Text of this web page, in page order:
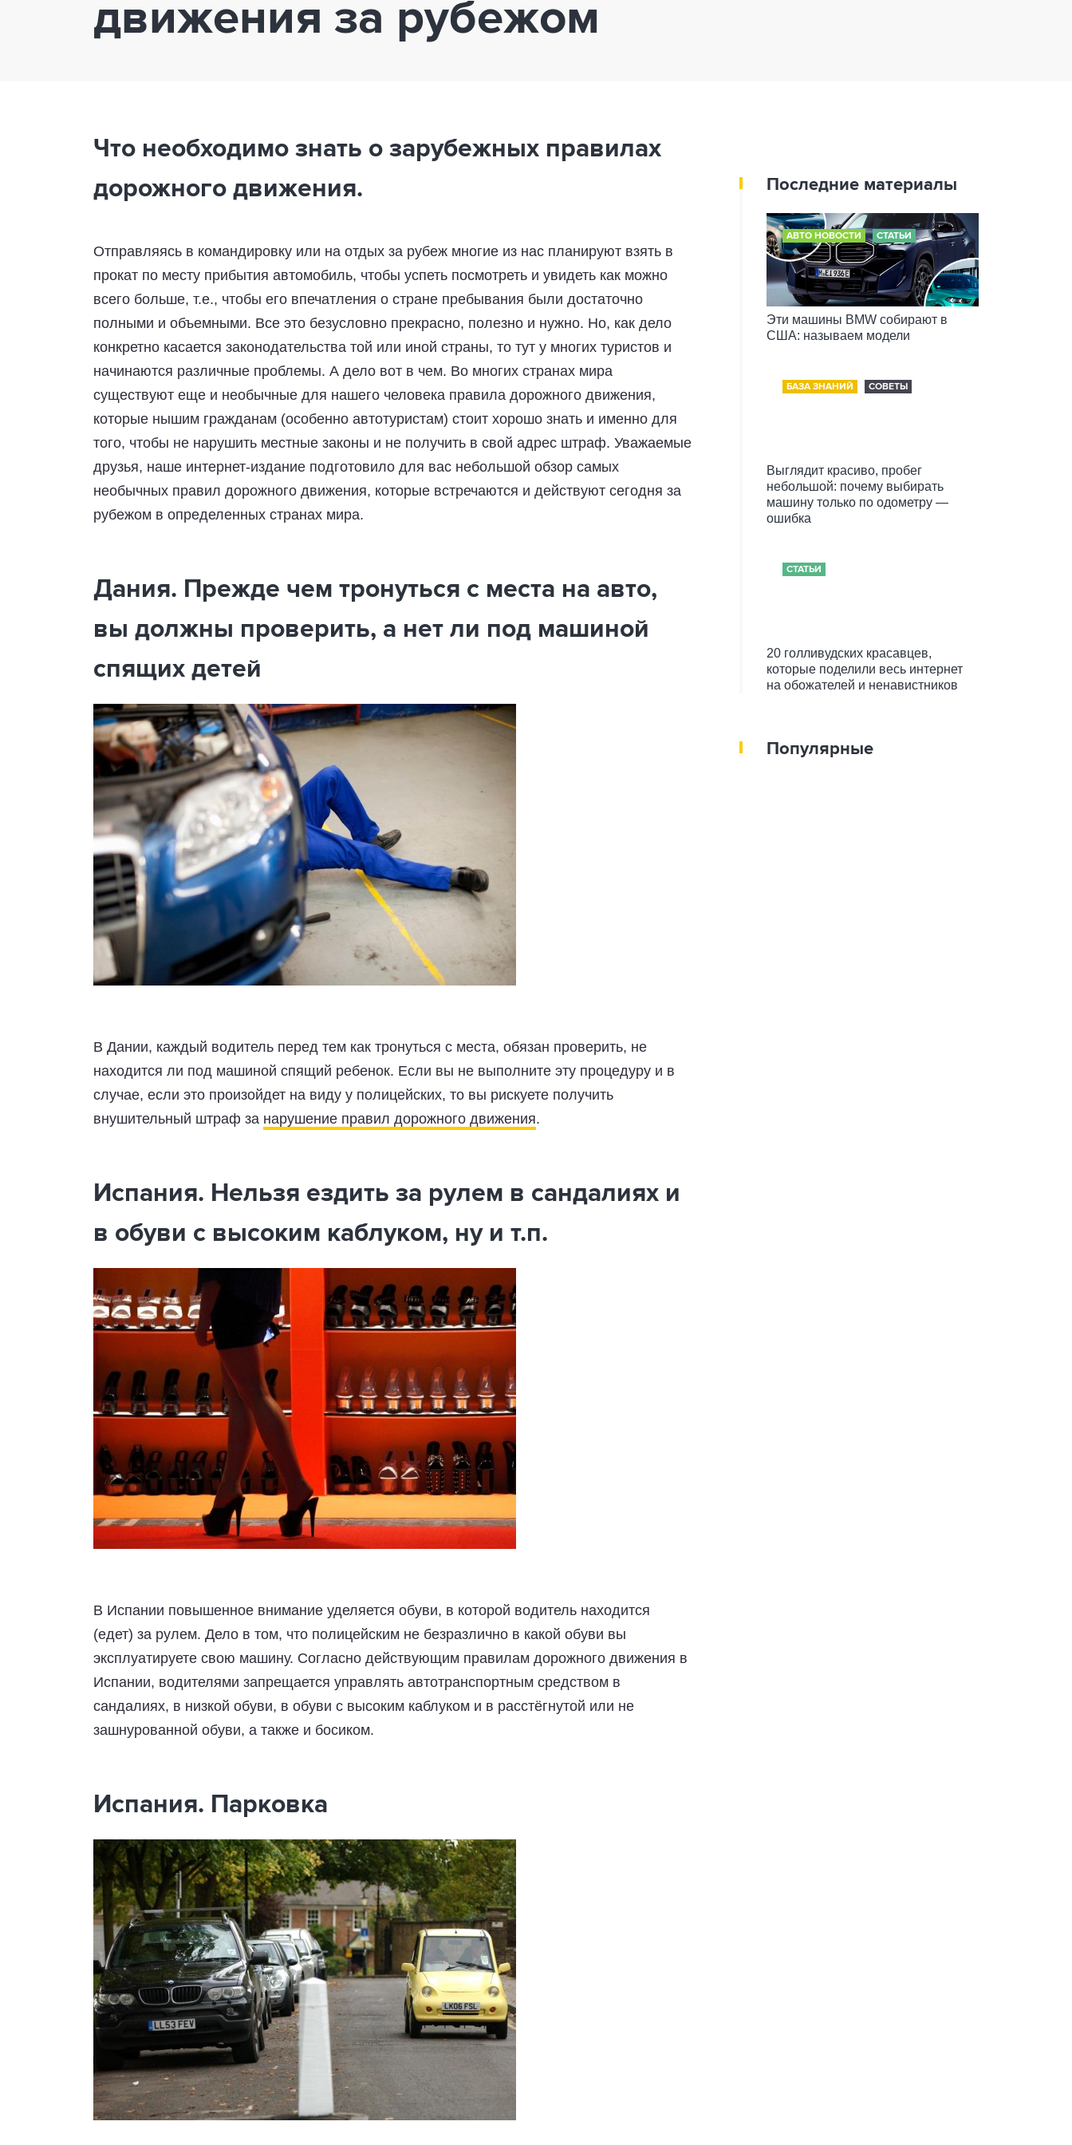
движения за рубежом
Что необходимо знать о зарубежных правилах
дорожного движения.
Отправляясь в командировку или на отдых за рубеж многие из нас планируют взять в
прокат по месту прибытия автомобиль, чтобы успеть посмотреть и увидеть как можно
всего больше, т.е., чтобы его впечатления о стране пребывания были достаточно
полными и объемными. Все это безусловно прекрасно, полезно и нужно. Но, как дело
конкретно касается законодательства той или иной страны, то тут у многих туристов и
начинаются различные проблемы. А дело вот в чем. Во многих странах мира
существуют еще и необычные для нашего человека правила дорожного движения,
которые нышим гражданам (особенно автотуристам) стоит хорошо знать и именно для
того, чтобы не нарушить местные законы и не получить в свой адрес штраф. Уважаемые
друзья, наше интернет-издание подготовило для вас небольшой обзор самых
необычных правил дорожного движения, которые встречаются и действуют сегодня за
рубежом в определенных странах мира.
Дания. Прежде чем тронуться с места на авто,
вы должны проверить, а нет ли под машиной
спящих детей
В Дании, каждый водитель перед тем как тронуться с места, обязан проверить, не
находится ли под машиной спящий ребенок. Если вы не выполните эту процедуру и в
случае, если это произойдет на виду у полицейских, то вы рискуете получить
внушительный штраф за нарушение правил дорожного движения.
Испания. Нельзя ездить за рулем в сандалиях и
в обуви с высоким каблуком, ну и т.п.
В Испании повышенное внимание уделяется обуви, в которой водитель находится
(едет) за рулем. Дело в том, что полицейским не безразлично в какой обуви вы
эксплуатируете свою машину. Согласно действующим правилам дорожного движения в
Испании, водителями запрещается управлять автотранспортным средством в
сандалиях, в низкой обуви, в обуви с высоким каблуком и в расстёгнутой или не
зашнурованной обуви, а также и босиком.
Испания. Парковка
Последние материалы
АВТО НОВОСТИ СТАТЬИ
Эти машины BMW собирают в
США: называем модели
БАЗА ЗНАНИЙ СОВЕТЫ
Выглядит красиво, пробег
небольшой: почему выбирать
машину только по одометру —
ошибка
СТАТЬИ
20 голливудских красавцев,
которые поделили весь интернет
на обожателей и ненавистников
Популярные